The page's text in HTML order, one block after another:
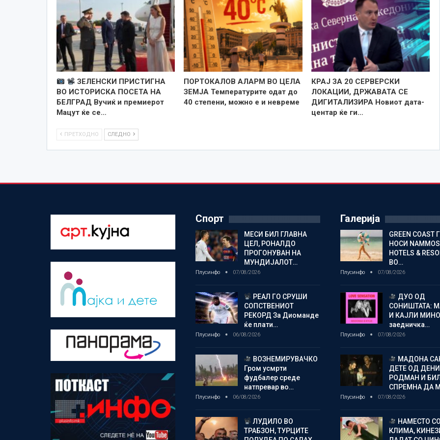
ЗЕЛЕНСКИ ПРИСТИГНА
ВО ИСТОРИСКА ПОСЕТА НА
БЕЛГРАД Вучиќ и премиерот
Мацут ќе се…
ПОРТОКАЛОВ АЛАРМ ВО ЦЕЛА
ЗЕМЈА Температурите одат до
40 степени, можно е и невреме
КРАЈ ЗА 20 СЕРВЕРСКИ
ЛОКАЦИИ, ДРЖАВАТА СЕ
ДИГИТАЛИЗИРА Новиот дата-
центар ќе ги…
ПРЕТХОДНО СЛЕДНО
Спорт
МЕСИ БИЛ ГЛАВНА
ЦЕЛ, РОНАЛДО
ПРОГОНУВАН НА
МУНДИЈАЛОТ…
Плусинфо 07/08/2026
РЕАЛ ГО СРУШИ
СОПСТВЕНИОТ
РЕКОРД За Диоманде
ќе плати…
Плусинфо 06/08/2026
ВОЗНЕМИРУВАЧКО
Гром усмрти
фудбалер среде
натпревар во…
Плусинфо 06/08/2026
ЛУДИЛО ВО
ТРАБЗОН, ТУРЦИТЕ
Галерија
GREEN COAST
НОСИ NAMMOS
HOTELS &
ВО…
Плусинфо 07/08/2026
ДУО ОД
СОНИШТАТА:
И КАЈЛИ
заедничка…
Плусинфо 07/08/2026
МАДОНА
ДЕТЕ ОД
РОДМАН И
СПРЕМНА ДА
Плусинфо 07/08/2026
НАМЕСТО СО
КЛИМА,